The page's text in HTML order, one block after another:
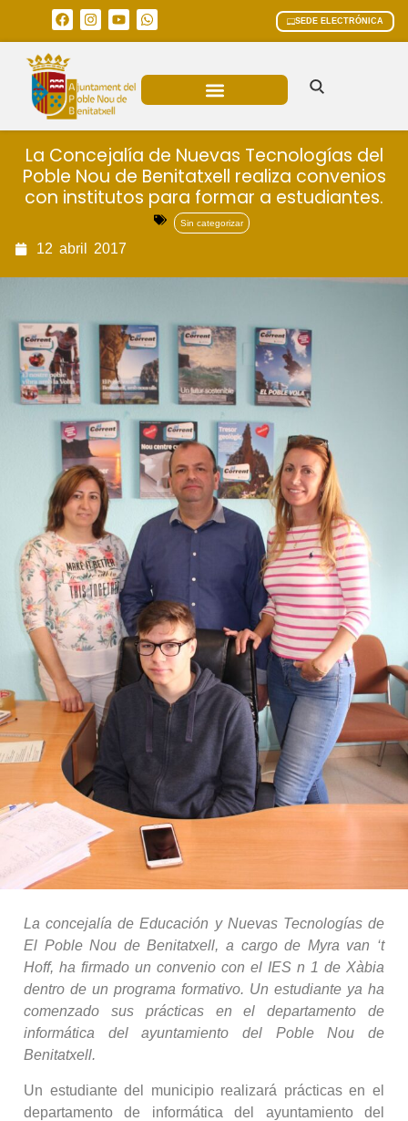
SEDE ELECTRÓNICA
La Concejalía de Nuevas Tecnologías del
Poble Nou de Benitatxell realiza convenios
con institutos para formar a estudiantes.
Sin categorizar
12 abril 2017
La concejalía de Educación y Nuevas Tecnologías de
El Poble Nou de Benitatxell, a cargo de Myra van ‘t
Hoff, ha firmado un convenio con el IES n 1 de Xàbia
dentro de un programa formativo. Un estudiante ya ha
comenzado sus prácticas en el departamento de
informática del ayuntamiento del Poble Nou de
Benitatxell.
Un estudiante del municipio realizará prácticas en el
departamento de informática del ayuntamiento del